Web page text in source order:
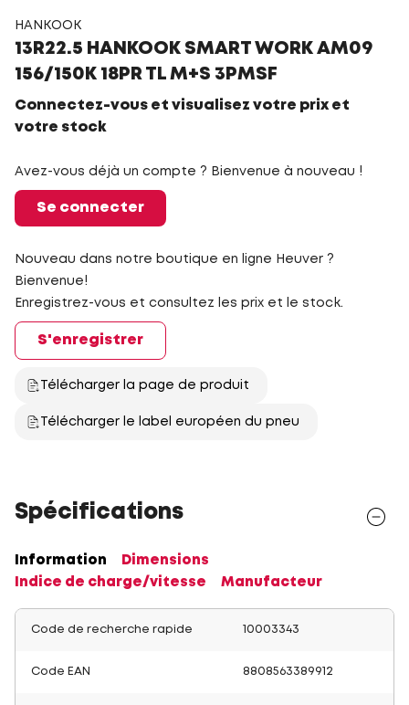
HANKOOK
13R22.5 HANKOOK SMART WORK AM09
156/150K 18PR TL M+S 3PMSF
Connectez-vous et visualisez votre prix et
votre stock
Avez-vous déjà un compte ? Bienvenue à nouveau !
Se connecter
Nouveau dans notre boutique en ligne Heuver ?
Bienvenue!
Enregistrez-vous et consultez les prix et le stock.
S'enregistrer
Télécharger la page de produit
Télécharger le label européen du pneu
Spécifications
Information
Dimensions
Indice de charge/vitesse
Manufacteur
Code de recherche rapide 10003343
Code EAN 8808563389912